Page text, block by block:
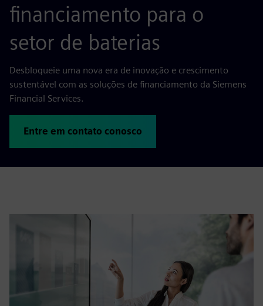
financiamento para o
setor de baterias
Desbloqueie uma nova era de inovação e crescimento
sustentável com as soluções de financiamento da Siemens
Financial Services.
Entre em contato conosco